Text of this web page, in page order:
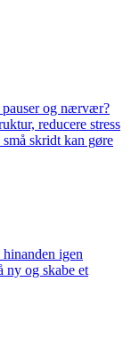
pauser og nærvær?
reducere stress
skridt kan gøre
igen
ny og skabe et